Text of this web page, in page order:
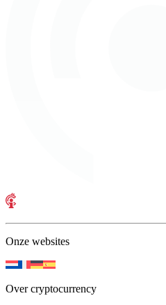
Onze websites
Over cryptocurrency